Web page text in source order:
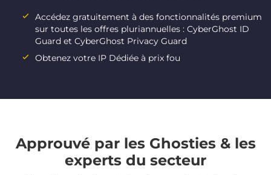
Accédez gratuitement à des fonctionnalités premium
sur toutes les offres pluriannuelles : CyberGhost ID
Guard et CyberGhost Privacy Guard
Obtenez votre IP Dédiée à prix fou
Approuvé par les Ghosties & les
experts du secteur